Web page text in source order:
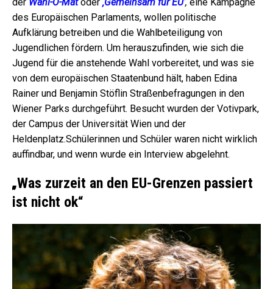
des Europäischen Parlaments, wollen politische
Aufklärung betreiben und die Wahlbeteiligung von
Jugendlichen fördern. Um herauszufinden, wie sich die
Jugend für die anstehende Wahl vorbereitet, und was sie
von dem europäischen Staatenbund hält, haben Edina
Rainer und Benjamin Stöflin Straßenbefragungen in den
Wiener Parks durchgeführt. Besucht wurden der Votivpark,
der Campus der Universität Wien und der
Heldenplatz.Schülerinnen und Schüler waren nicht wirklich
auffindbar, und wenn wurde ein Interview abgelehnt.
„Was zurzeit an den EU-Grenzen passiert
ist nicht ok“